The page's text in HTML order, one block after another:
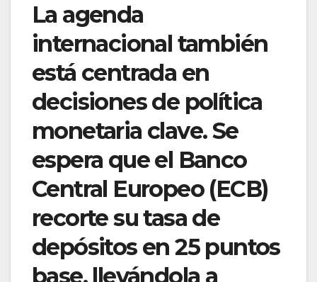
La agenda
internacional también
está centrada en
decisiones de política
monetaria clave. Se
espera que el Banco
Central Europeo (ECB)
recorte su tasa de
depósitos en 25 puntos
base, llevándola a